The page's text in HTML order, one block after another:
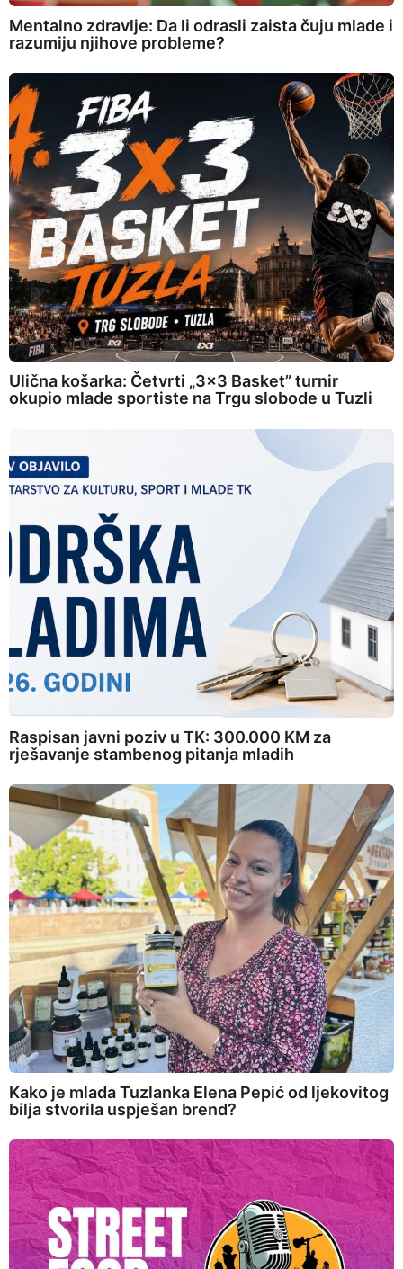
Mentalno zdravlje: Da li odrasli zaista čuju mlade i
razumiju njihove probleme?
Ulična košarka: Četvrti „3×3 Basket” turnir
okupio mlade sportiste na Trgu slobode u Tuzli
Raspisan javni poziv u TK: 300.000 KM za
rješavanje stambenog pitanja mladih
Kako je mlada Tuzlanka Elena Pepić od ljekovitog
bilja stvorila uspješan brend?